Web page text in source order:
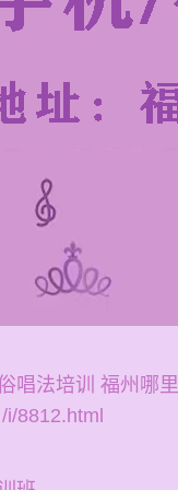
唱法培训 福州哪
/i/8812.html